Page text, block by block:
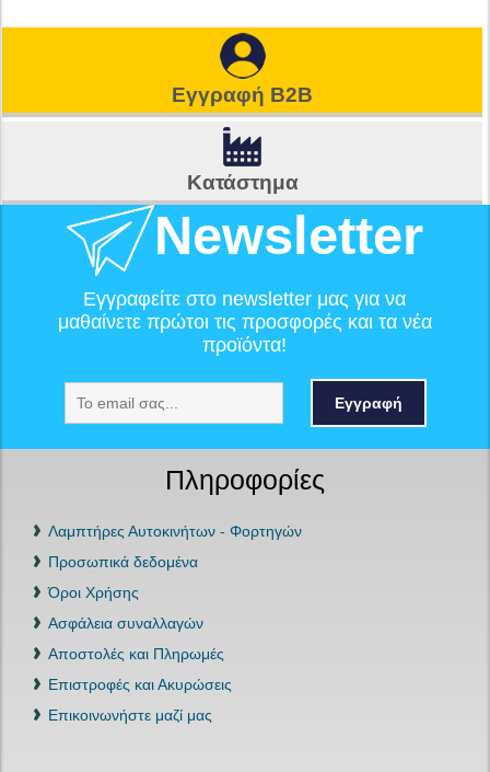
Εγγραφή B2B
Κατάστημα
Newsletter
Εγγραφείτε στο newsletter μας για να
μαθαίνετε πρώτοι τις προσφορές και τα νέα
προϊόντα!
Εγγραφή
Πληροφορίες
Λαμπτήρες Αυτοκινήτων - Φορτηγών
Προσωπικά δεδομένα
Όροι Χρήσης
Ασφάλεια συναλλαγών
Αποστολές και Πληρωμές
Επιστροφές και Ακυρώσεις
Επικοινωνήστε μαζί μας